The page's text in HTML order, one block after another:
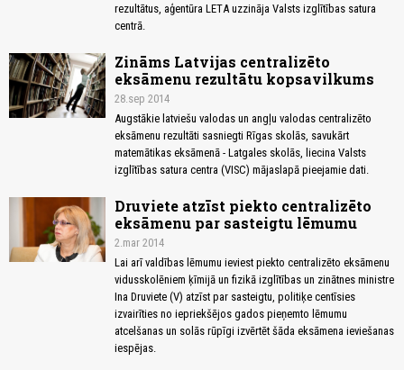
rezultātus, aģentūra LETA uzzināja Valsts izglītības satura
centrā.
Zināms Latvijas centralizēto
eksāmenu rezultātu kopsavilkums
28.sep 2014
Augstākie latviešu valodas un angļu valodas centralizēto
eksāmenu rezultāti sasniegti Rīgas skolās, savukārt
matemātikas eksāmenā - Latgales skolās, liecina Valsts
izglītības satura centra (VISC) mājaslapā pieejamie dati.
Druviete atzīst piekto centralizēto
eksāmenu par sasteigtu lēmumu
2.mar 2014
Lai arī valdības lēmumu ieviest piekto centralizēto eksāmenu
vidusskolēniem ķīmijā un fizikā izglītības un zinātnes ministre
Ina Druviete (V) atzīst par sasteigtu, politiķe centīsies
izvairīties no iepriekšējos gados pieņemto lēmumu
atcelšanas un solās rūpīgi izvērtēt šāda eksāmena ieviešanas
iespējas.